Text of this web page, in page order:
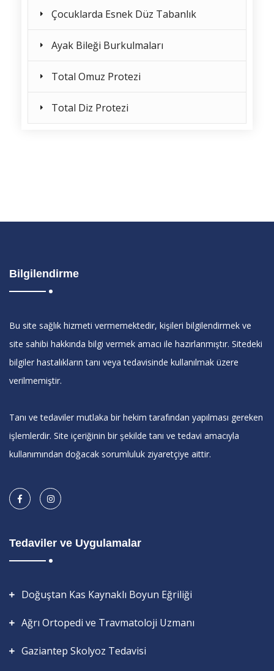
Çocuklarda Esnek Düz Tabanlık
Ayak Bileği Burkulmaları
Total Omuz Protezi
Total Diz Protezi
Bilgilendirme
Bu site sağlık hizmeti vermemektedir, kişileri bilgilendirmek ve
site sahibi hakkında bilgi vermek amacı ile hazırlanmıştır. Sitedeki
bilgiler hastalıkların tanı veya tedavisinde kullanılmak üzere
verilmemiştir.
Tanı ve tedaviler mutlaka bir hekim tarafından yapılması gereken
işlemlerdir. Site içeriğinin bir şekilde tanı ve tedavi amacıyla
kullanımından doğacak sorumluluk ziyaretçiye aittir.
Tedaviler ve Uygulamalar
Doğuştan Kas Kaynaklı Boyun Eğriliği
Ağrı Ortopedi ve Travmatoloji Uzmanı
Gaziantep Skolyoz Tedavisi